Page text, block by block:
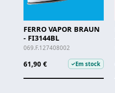
FERRO VAPOR BRAUN
- FI3144BL
069.F.127408002
61,90 € ✓Em stock